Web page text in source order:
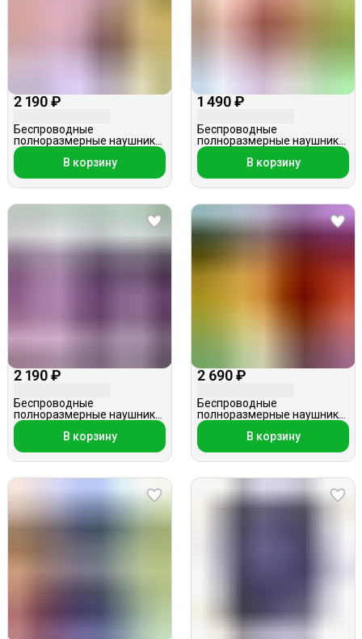
2 190 ₽
Беспроводные
полноразмерные наушники,
Hoco W43, розовые
В корзину
1 490 ₽
Беспроводные
полноразмерные наушники,
Elmcoei WH-CH400, красные
В корзину
2 190 ₽
Беспроводные
полноразмерные наушники,
KR-9900, Единорог
В корзину
2 690 ₽
Беспроводные
полноразмерные наушники,
Hoco W28, красные
В корзину